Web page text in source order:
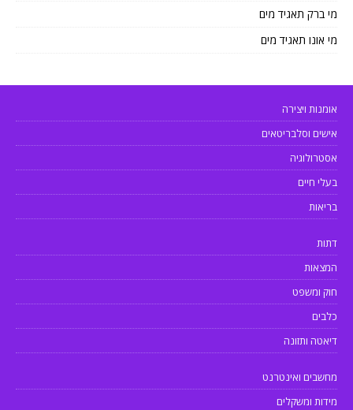
מי ברק תאגיד מים
מי אונו תאגיד מים
אומנות ויצירה
אישים וסלבריטאים
אסטרולוגיה
בעלי חיים
בריאות
דתות
המצאות
חוק ומשפט
כלבים
דיאטה ותזונה
מחשבים ואינטרנט
מידות ומשקלים